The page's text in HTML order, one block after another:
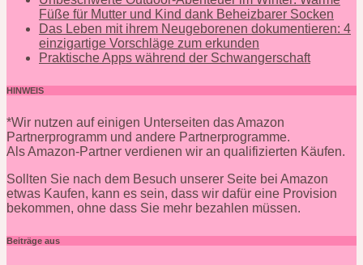
Füße für Mutter und Kind dank Beheizbarer Socken
Das Leben mit ihrem Neugeborenen dokumentieren: 4
einzigartige Vorschläge zum erkunden
Praktische Apps während der Schwangerschaft
HINWEIS
*Wir nutzen auf einigen Unterseiten das Amazon
Partnerprogramm und andere Partnerprogramme.
Als Amazon-Partner verdienen wir an qualifizierten Käufen.
Sollten Sie nach dem Besuch unserer Seite bei Amazon
etwas Kaufen, kann es sein, dass wir dafür eine Provision
bekommen, ohne dass Sie mehr bezahlen müssen.
Beiträge aus